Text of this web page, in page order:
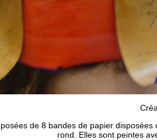
de 8 bandes de papier
rond. Elles sont peintes